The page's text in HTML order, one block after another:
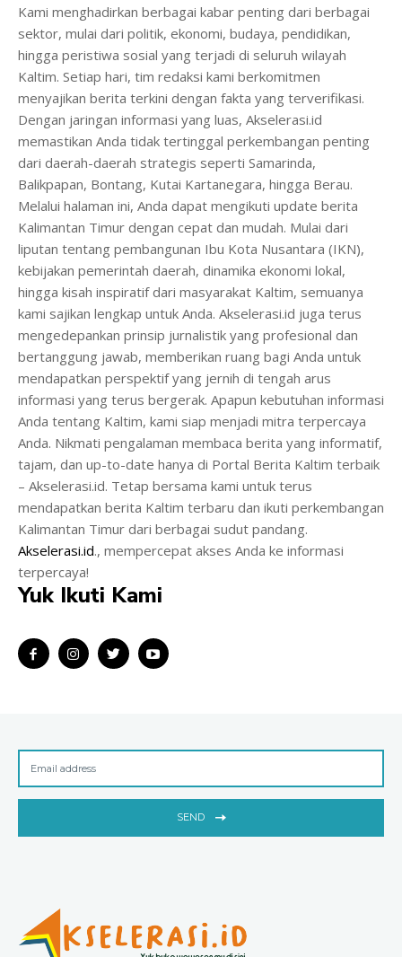
Kami menghadirkan berbagai kabar penting dari berbagai
sektor, mulai dari politik, ekonomi, budaya, pendidikan,
hingga peristiwa sosial yang terjadi di seluruh wilayah
Kaltim. Setiap hari, tim redaksi kami berkomitmen
menyajikan berita terkini dengan fakta yang terverifikasi.
Dengan jaringan informasi yang luas, Akselerasi.id
memastikan Anda tidak tertinggal perkembangan penting
dari daerah-daerah strategis seperti Samarinda,
Balikpapan, Bontang, Kutai Kartanegara, hingga Berau.
Melalui halaman ini, Anda dapat mengikuti update berita
Kalimantan Timur dengan cepat dan mudah. Mulai dari
liputan tentang pembangunan Ibu Kota Nusantara (IKN),
kebijakan pemerintah daerah, dinamika ekonomi lokal,
hingga kisah inspiratif dari masyarakat Kaltim, semuanya
kami sajikan lengkap untuk Anda. Akselerasi.id juga terus
mengedepankan prinsip jurnalistik yang profesional dan
bertanggung jawab, memberikan ruang bagi Anda untuk
mendapatkan perspektif yang jernih di tengah arus
informasi yang terus bergerak. Apapun kebutuhan informasi
Anda tentang Kaltim, kami siap menjadi mitra terpercaya
Anda. Nikmati pengalaman membaca berita yang informatif,
tajam, dan up-to-date hanya di Portal Berita Kaltim terbaik
– Akselerasi.id. Tetap bersama kami untuk terus
mendapatkan berita Kaltim terbaru dan ikuti perkembangan
Kalimantan Timur dari berbagai sudut pandang.
Akselerasi.id., mempercepat akses Anda ke informasi
terpercaya!
Yuk Ikuti Kami
SEND